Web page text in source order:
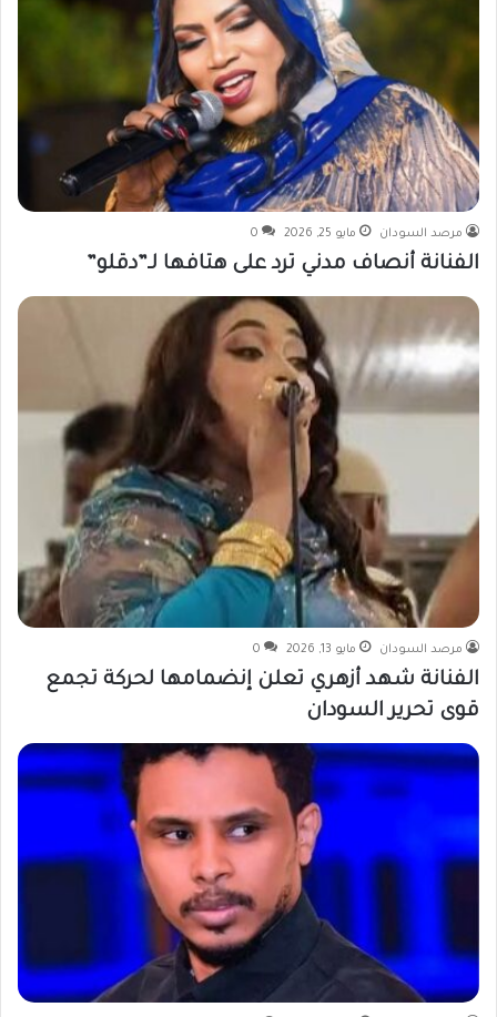
مرصد السودان مايو 25, 2026 0
الفنانة أنصاف مدني ترد على هتافها لـ”دقلو”
مرصد السودان مايو 13, 2026 0
الفنانة شهد أزهري تعلن إنضمامها لحركة تجمع
قوى تحرير السودان